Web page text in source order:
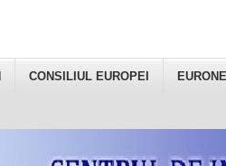
CONSILIUL EUROPEI